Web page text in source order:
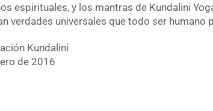
espirituales, y los mantras de Kundalini
verdades universales que todo ser humano
Kundalini
de 2016